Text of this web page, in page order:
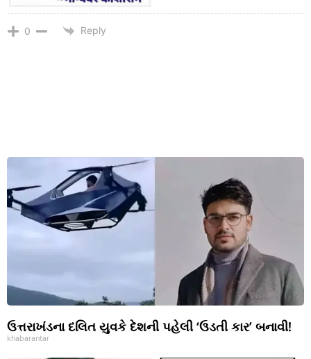
0 Reply
ઉત્તરાખંડના દલિત યુવકે દેશની પહેલી ‘ઉડતી કાર’ બનાવી!
khabarantar